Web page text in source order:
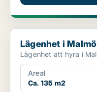
Lägenhet i Malmö
Lägenhet i Malmö
Areal
Ca. 135 m2